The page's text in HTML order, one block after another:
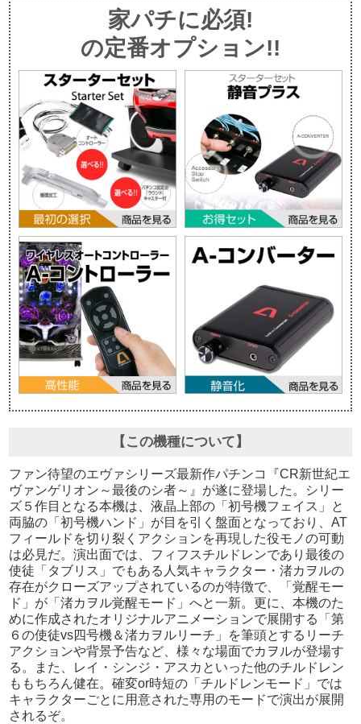
家パチに必須!
の定番オプション!!
【この機種について】
ファン待望のエヴァシリーズ最新作パチンコ『CR新世紀エ
ヴァンゲリオン～最後のシ者～』が遂に登場した。シリー
ズ５作目となる本機は、液晶上部の「初号機フェイス」と
両脇の「初号機ハンド」が目を引く盤面となっており、AT
フィールドを切り裂くアクションを再現した役モノの可動
は必見だ。演出面では、フィフスチルドレンであり最後の
使徒「タブリス」でもある人気キャラクター・渚カヲルの
存在がクローズアップされているのが特徴で、「覚醒モー
ド」が「渚カヲル覚醒モード」へと一新。更に、本機のた
めに作成されたオリジナルアニメーションで展開する「第
６の使徒vs四号機＆渚カヲルリーチ」を筆頭とするリーチ
アクションや背景予告など、様々な場面でカヲルが登場す
る。また、レイ・シンジ・アスカといった他のチルドレン
ももちろん健在。確変or時短の「チルドレンモード」では
キャラクターごとに用意された専用のモードで演出が展開
されるぞ。